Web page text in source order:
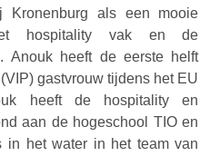
Kronenburg als een mooie
hospitality vak en de
Anouk heeft de eerste helft
gastvrouw tijdens het EU
heeft de hospitality en
aan de hogeschool TIO en
in het water in het team van